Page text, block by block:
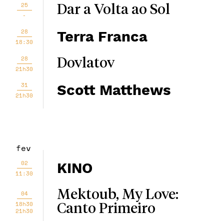
25
-
Dar a Volta ao Sol
28
18:30
Terra Franca
28
21h30
Dovlatov
31
21h30
Scott Matthews
fev
02
11:30
KINO
04
18h30
21h30
Mektoub, My Love:
Canto Primeiro